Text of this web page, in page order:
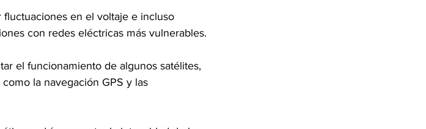
en el voltaje e incluso
con redes eléctricas más vulnerables.
el funcionamiento de algunos satélites,
la navegación GPS y las